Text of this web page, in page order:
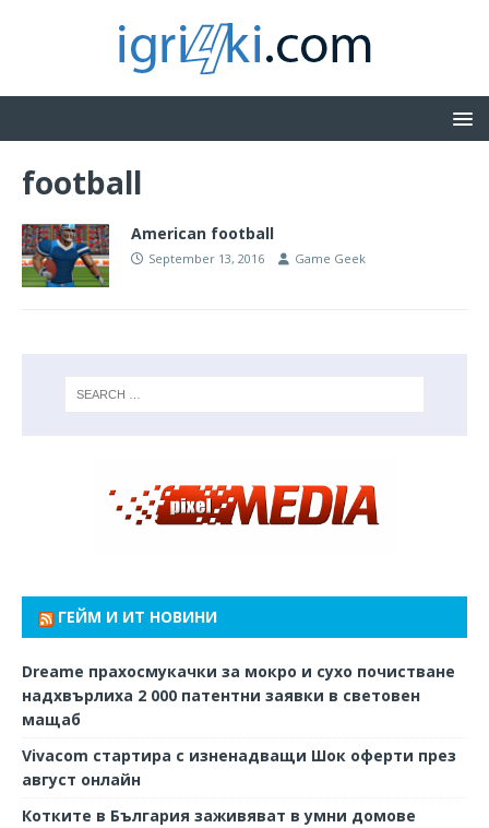
football
American football
September 13, 2016 Game Geek
ГЕЙМ И ИТ НОВИНИ
Dreame прахосмукачки за мокро и сухо почистване
надхвърлиха 2 000 патентни заявки в световен
мащаб
Vivacom стартира с изненадващи Шок оферти през
август онлайн
Котките в България заживяват в умни домове